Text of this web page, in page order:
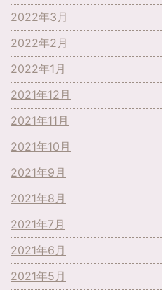
2022年3月
2022年2月
2022年1月
2021年12月
2021年11月
2021年10月
2021年9月
2021年8月
2021年7月
2021年6月
2021年5月